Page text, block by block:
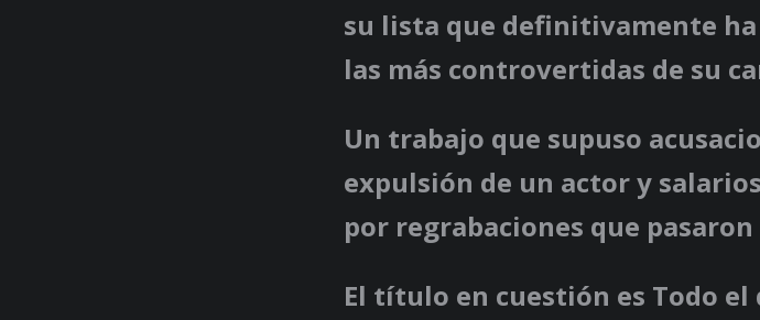
su lista que definitivamente ha
las más controvertidas de su
Un trabajo que supuso
expulsión de un actor y
por regrabaciones que
El título en cuestión es Todo